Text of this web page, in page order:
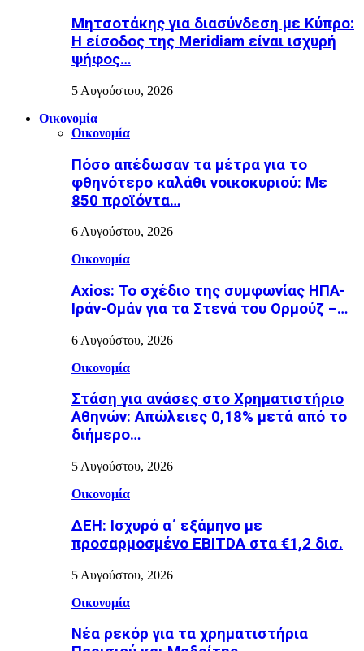
Μητσοτάκης για διασύνδεση με Κύπρο:
Η είσοδος της Meridiam είναι ισχυρή
ψήφος…
5 Αυγούστου, 2026
Οικονομία
Οικονομία
Πόσο απέδωσαν τα μέτρα για το
φθηνότερο καλάθι νοικοκυριού: Με
850 προϊόντα…
6 Αυγούστου, 2026
Οικονομία
Axios: Το σχέδιο της συμφωνίας ΗΠΑ-
Ιράν-Ομάν για τα Στενά του Ορμούζ –…
6 Αυγούστου, 2026
Οικονομία
Στάση για ανάσες στο Χρηματιστήριο
Αθηνών: Απώλειες 0,18% μετά από το
διήμερο…
5 Αυγούστου, 2026
Οικονομία
ΔΕΗ: Ισχυρό α΄ εξάμηνο με
προσαρμοσμένο EBITDA στα €1,2 δισ.
5 Αυγούστου, 2026
Οικονομία
Νέα ρεκόρ για τα χρηματιστήρια